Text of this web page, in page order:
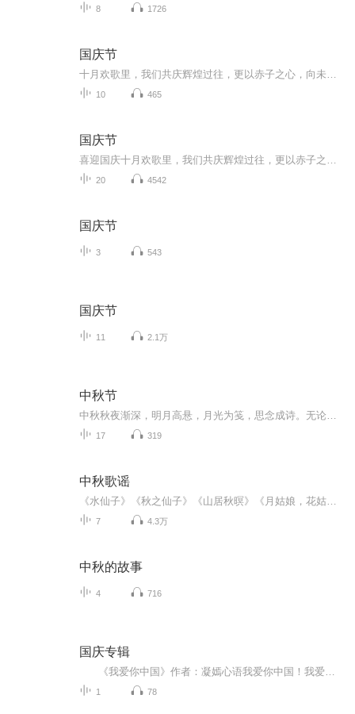
8 1726
国庆节
10 465
国庆节
20 4542
国庆节
3 543
国庆节
11 2.1万
中秋节
17 319
中秋歌谣
7 4.3万
中秋的故事
4 716
国庆专辑
1 78